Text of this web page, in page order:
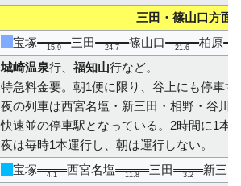
三田・篠山口方面
宝塚 15.9三田 24.7 篠山口 21.6柏原
城崎温泉行、福知山行など。
特急料金要。朝1便に限り、谷上にも停車す
夜の列車は西宮名塩・新三田・相野・谷川
快速並の停車駅となっている。2時間に1本
夜は毎時1本運行し、朝は運行しない。
宝塚 4.1 西宮名塩 11.8三田 3.2新三田